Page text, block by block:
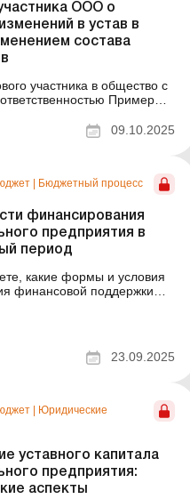
ООО о
в устав в
состава
участника в общество с
Пример
приемки-
в уставном капитале ООО ...
09.10.2025
Бюджетный процесс
финансирования
предприятия в
период
какие формы и условия
финансовой поддержки
23 сентября 2025 года
– основной плановый
23.09.2025
Юридические
уставного капитала
предприятия:
аспекты